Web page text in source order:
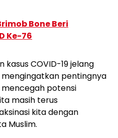
Bone Beri
Ke-76
COVID-19 jelang
pentingnya
mencegah potensi
masih terus
kita dengan
Muslim.